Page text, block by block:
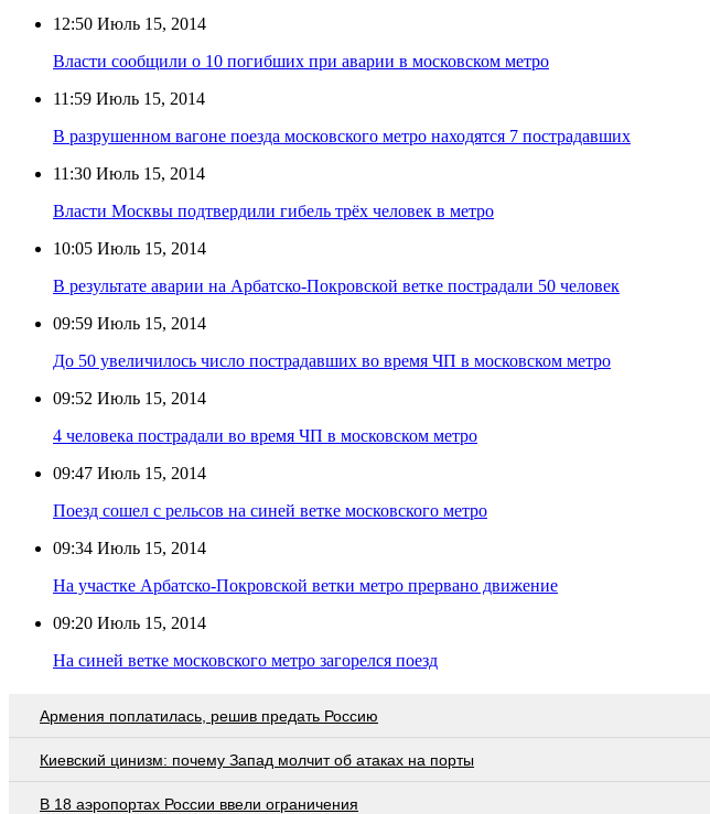
12:50 Июль 15, 2014
Власти сообщили о 10 погибших при аварии в московском метро
11:59 Июль 15, 2014
В разрушенном вагоне поезда московского метро находятся 7 пострадавших
11:30 Июль 15, 2014
Власти Москвы подтвердили гибель трёх человек в метро
10:05 Июль 15, 2014
В результате аварии на Арбатско-Покровской ветке пострадали 50 человек
09:59 Июль 15, 2014
До 50 увеличилось число пострадавших во время ЧП в московском метро
09:52 Июль 15, 2014
4 человека пострадали во время ЧП в московском метро
09:47 Июль 15, 2014
Поезд сошел с рельсов на синей ветке московского метро
09:34 Июль 15, 2014
На участке Арбатско-Покровской ветки метро прервано движение
09:20 Июль 15, 2014
На синей ветке московского метро загорелся поезд
Армения поплатилась, решив предать Россию
Киевский цинизм: почему Запад молчит об атаках на порты
В 18 аэропортах России ввели ограничения